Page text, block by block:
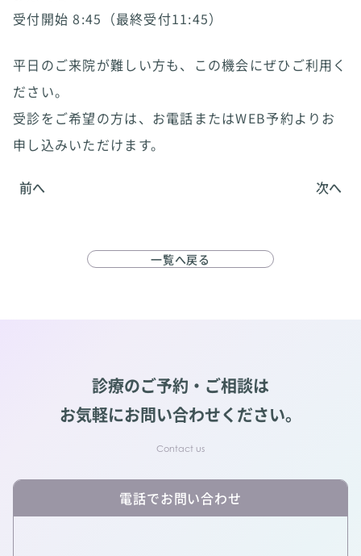
受付開始 8:45（最終受付11:45）
平日のご来院が難しい方も、この機会にぜひご利用く
ださい。
受診をご希望の方は、お電話またはWEB予約よりお
申し込みいただけます。
前へ 次へ
一覧へ戻る
診療のご予約・ご相談は
お気軽にお問い合わせください。
電話でお問い合わせ